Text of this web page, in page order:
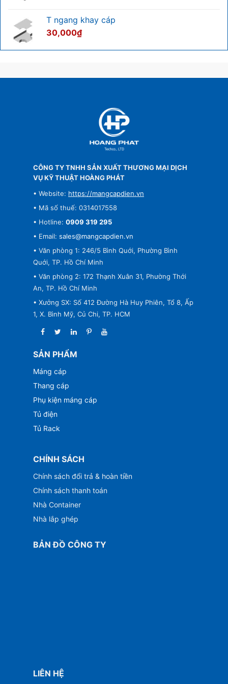
T ngang khay cáp
30,000₫
CÔNG TY TNHH SẢN XUẤT THƯƠNG MẠI DỊCH
VỤ KỸ THUẬT HOÀNG PHÁT
• Website: https://mangcapdien.vn
• Mã số thuế: 0314017558
• Hotline: 0909 319 295
• Email: sales@mangcapdien.vn
• Văn phòng 1: 246/5 Bình Quới, Phường Bình
Quới, TP. Hồ Chí Minh
• Văn phòng 2: 172 Thạnh Xuân 31, Phường Thới
An, TP. Hồ Chí Minh
• Xưởng SX: Số 412 Đường Hà Huy Phiên, Tổ 8, Ấp
1, X. Bình Mỹ, Củ Chi, TP. HCM
SẢN PHẨM
Máng cáp
Thang cáp
Phụ kiện máng cáp
Tủ điện
Tủ Rack
CHÍNH SÁCH
Chính sách đổi trả & hoàn tiền
Chính sách thanh toán
Nhà Container
Nhà lắp ghép
BẢN ĐỒ CÔNG TY
LIÊN HỆ